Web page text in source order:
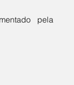
pela